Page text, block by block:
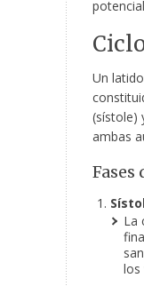
Un
(sístole)
ambas
Fases
La
los